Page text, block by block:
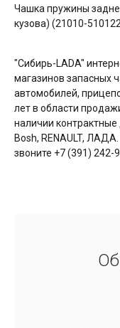
Чашка пружины
кузова) (21010-
"Сибирь-LADA"
магазинов запасных
автомобилей,
лет в области
наличии
Bosh, RENAULT,
звоните +7 (391) 242-